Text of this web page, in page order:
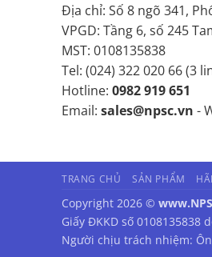
Địa chỉ: Số 8 ngõ 341,
VPGD: Tầng 6, số 245
MST: 0108135838
Tel: (024) 322 020 66 (3
Hotline: 0982 919 651
Email: sales@npsc.vn -
TRANG CHỦ SẢN PHẨM
Copyright 2026 ©
Giấy ĐKKD số 0108135838
Người chịu trách nhiệm: